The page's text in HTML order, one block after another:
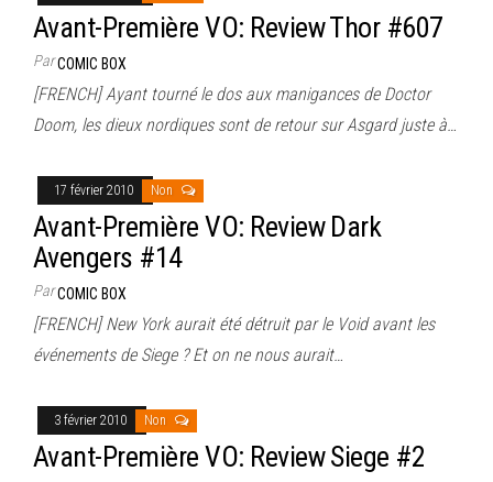
Avant-Première VO: Review Thor #607
ParCOMIC BOX
[FRENCH] Ayant tourné le dos aux manigances de Doctor
Doom, les dieux nordiques sont de retour sur Asgard juste à…
17 février 2010 Non
Avant-Première VO: Review Dark
Avengers #14
ParCOMIC BOX
[FRENCH] New York aurait été détruit par le Void avant les
événements de Siege ? Et on ne nous aurait…
3 février 2010 Non
Avant-Première VO: Review Siege #2